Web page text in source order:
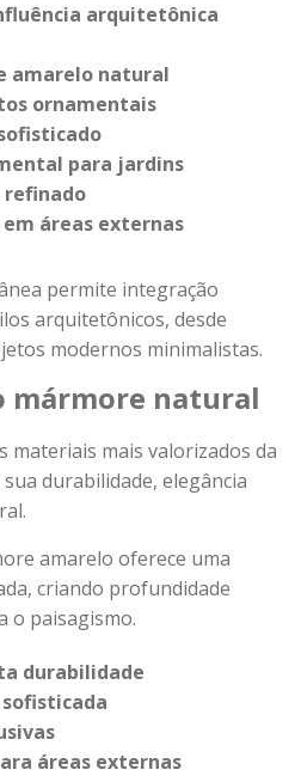
arquitetônica
amarelo natural
ornamentais
para jardins
refinado
áreas externas
permite integração
arquitetônicos, desde
modernos minimalistas.
mármore natural
materiais mais valorizados da
durabilidade, elegância
amarelo oferece uma
criando profundidade
o paisagismo.
durabilidade
áreas externas